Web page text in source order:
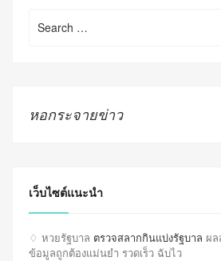
for:
หอกระจายข่าว
เว็บไซต์แนะนำ
♢ หวยรัฐบาล ตรวจสลากกินแบ่งรัฐบาล ผ
ข้อมูลถูกต้องแม่นยำ รวดเร็ว ฉับไว